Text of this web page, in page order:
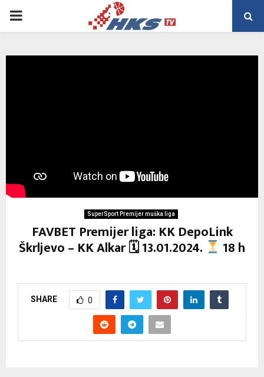
PRIMARY
SuperSport Premijer muška liga
FAVBET Premijer liga: KK DepoLink
Škrljevo – KK Alkar 🗓 13.01.2024. 18 h
SHARE 0